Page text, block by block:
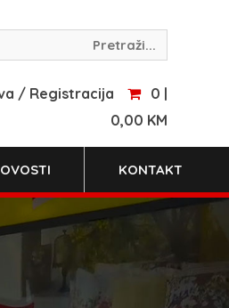
/ Registracija
0 |
0,00 KM
KONTAKT